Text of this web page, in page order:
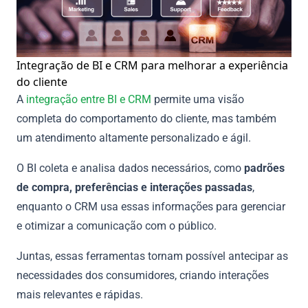
Integração de BI e CRM para melhorar a experiência
do cliente
A integração entre BI e CRM permite uma visão
completa do comportamento do cliente, mas também
um atendimento altamente personalizado e ágil.
O BI coleta e analisa dados necessários, como padrões
de compra, preferências e interações passadas,
enquanto o CRM usa essas informações para gerenciar
e otimizar a comunicação com o público.
Juntas, essas ferramentas tornam possível antecipar as
necessidades dos consumidores, criando interações
mais relevantes e rápidas.